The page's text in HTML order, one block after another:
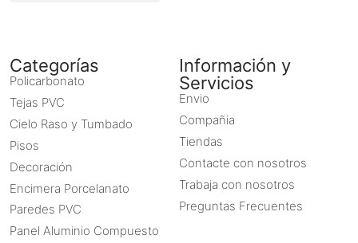
Categorías
Policarbonato
Tejas PVC
Cielo Raso y Tumbado
Pisos
Decoración
Encimera Porcelanato
Paredes PVC
Panel Aluminio Compuesto
Información y
Servicios
Envio
Compañia
Tiendas
Contacte con nosotros
Trabaja con nosotros
Preguntas Frecuentes